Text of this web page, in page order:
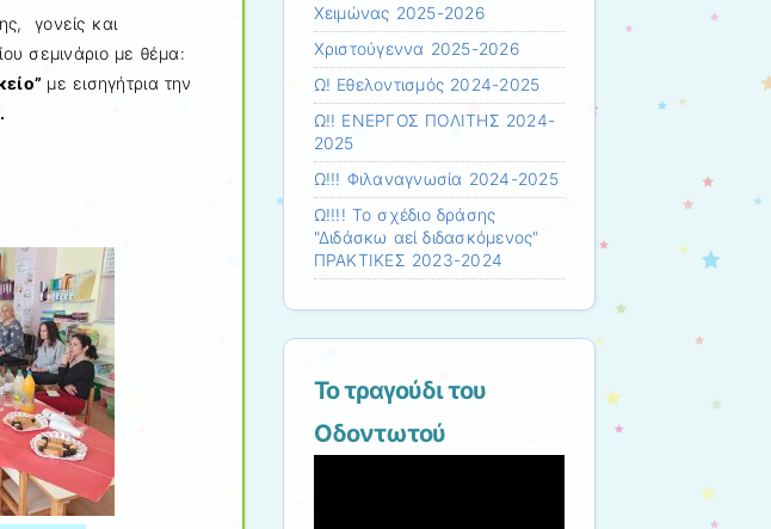
γονείς και
σεμινάριο με θέμα:
με εισηγήτρια την
Χειμώνας 2025-2026
Χριστούγεννα 2025-2026
Ω! Εθελοντισμός 2024-2025
Ω!! ΕΝΕΡΓΟΣ ΠΟΛΙΤΗΣ 2024-
2025
Ω!!! Φιλαναγνωσία 2024-2025
Ω!!!! Το σχέδιο δράσης
"Διδάσκω αεί διδασκόμενος"
ΠΡΑΚΤΙΚΕΣ 2023-2024
Το τραγούδι του
Οδοντωτού